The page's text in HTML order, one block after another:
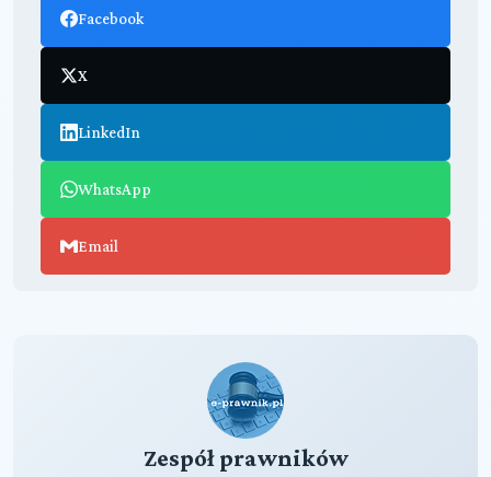
Facebook
X
LinkedIn
WhatsApp
Email
Zespół prawników